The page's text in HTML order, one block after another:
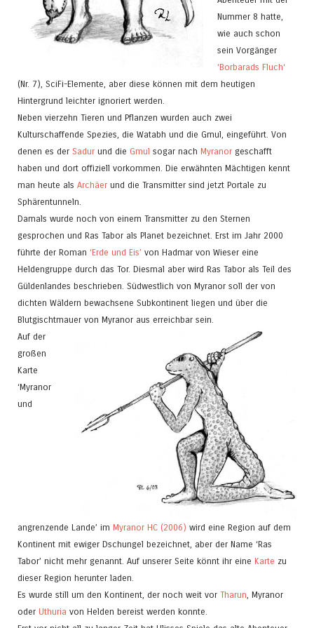
Nummer 8 hatte,
wie auch schon
sein Vorgänger
‘Borbarads Fluch‘
(Nr. 7), SciFi-Elemente, aber diese können mit dem heutigen
Hintergrund leichter ignoriert werden.
Neben vierzehn Tieren und Pflanzen wurden auch zwei
Kulturschaffende Spezies, die Watabh und die Gmul, eingeführt. Von
denen es der Sadur und die Gmul sogar nach Myranor geschafft
haben und dort offiziell vorkommen. Die erwähnten Mächtigen kennt
man heute als Archäer und die Transmitter sind jetzt Portale zu
Sphärentunneln.
Damals wurde noch von einem Transmitter zu den Sternen
gesprochen und Ras Tabor als Planet bezeichnet. Erst im Jahr 2000
führte der Roman ‘Erde und Eis’ von Hadmar von Wieser eine
Heldengruppe durch das Tor. Diesmal aber wird Ras Tabor als Teil des
Güldenlandes beschrieben. Südwestlich von Myranor soll der von
dichten Wäldern bewachsene Subkontinent liegen und über die
Blutgischtmauer von Myranor aus erreichbar sein.
Auf der
großen
Karte
‘Myranor
und
angrenzende Lande’ im Myranor HC (2006) wird eine Region auf dem
Kontinent mit ewiger Dschungel bezeichnet, aber der Name ‘Ras
Tabor’ nicht mehr genannt. Auf unserer Seite könnt ihr eine Karte zu
dieser Region herunter laden.
Es wurde still um den Kontinent, der noch weit vor Tharun, Myranor
oder Uthuria von Helden bereist werden konnte.